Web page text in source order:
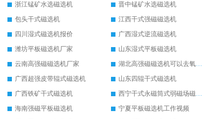
浙江锰矿水选磁选机
晋中锰矿水选磁选机
包头干式磁选机
江西干式强磁磁选机
四川湿式磁选机报价
广西湿式逆流磁选机
潍坊平板磁选机厂家
山东湿式平板磁选机
云南高强磁磁选机厂家
湖北高强磁磁选机可以去氧化铝
广西超强皮带辊式磁选机
山东四辊干式磁选机
广西铁矿干式磁选机
西宁干式永磁筒式弱磁场磁选机结构图
海南强磁平板磁选机
宁夏平板磁选机工作视频